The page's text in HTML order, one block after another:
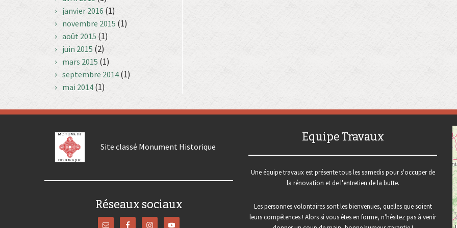
janvier 2016 (1)
novembre 2015 (1)
août 2015 (1)
juin 2015 (2)
mars 2015 (1)
septembre 2014 (1)
mai 2014 (1)
Site classé Monument Historique
Réseaux sociaux
Equipe Travaux
Une équipe travaux est présente tous les samedis pour s'occuper de
la rénovation et de l'entretien de la butte.
Les personnes volontaires sont les bienvenues, quelles que soient
leurs compétences ! Alors si vous êtes en forme, n'hésitez pas à venir